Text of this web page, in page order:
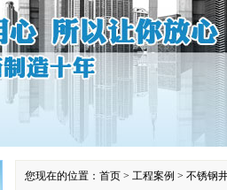
您现在的位置： 首页 > 工程案例 > 不锈钢